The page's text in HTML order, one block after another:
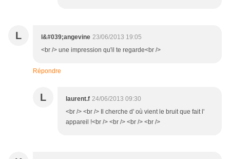
L l&#039;angevine 23/06/2013 19:05
<br /> une impression qu'il te regarde<br />
Répondre
L laurent.f 24/06/2013 09:30
<br /> <br /> Il cherche d' où vient le bruit que fait l'
appareil !<br /> <br /> <br /> <br />